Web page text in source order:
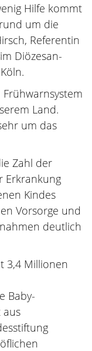
Hilfe kommt
um die
Referentin
Diözesan-
Land.
um das
Zahl der
Erkrankung
Kindes
Vorsorge und
deutlich
3,4 Millionen
Baby-
aus